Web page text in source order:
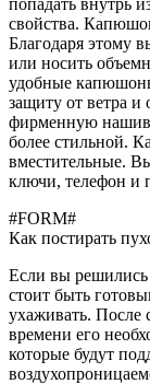
свойства.
Благодаря этому
или носить
удобные
защиту от ветра
фирменную
более стильной.
вместительные.
ключи, телефон и
#FORM#
Как постирать
Если вы решились
стоит быть
ухаживать. После
времени его
которые будут